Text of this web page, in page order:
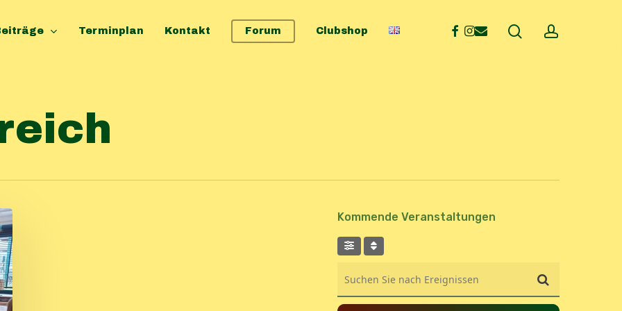
Terminplan Kontakt Forum Clubshop facebook
instagram
email searchaccount
Kommende Veranstaltungen